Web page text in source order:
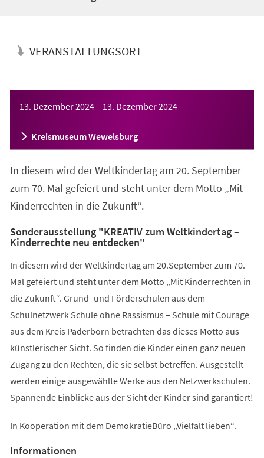
VERANSTALTUNGSORT
13. Dezember 2024– 13. Dezember 2024
Kreismuseum Wewelsburg
In diesem wird der Weltkindertag am 20. September
zum 70. Mal gefeiert und steht unter dem Motto „Mit
Kinderrechten in die Zukunft“.
Sonderausstellung "KREATIV zum Weltkindertag –
Kinderrechte neu entdecken"
In diesem wird der Weltkindertag am 20.September zum 70.
Mal gefeiert und steht unter dem Motto „Mit Kinderrechten in
die Zukunft“. Grund- und Förderschulen aus dem
Schulnetzwerk Schule ohne Rassismus – Schule mit Courage
aus dem Kreis Paderborn betrachten das dieses Motto aus
künstlerischer Sicht. So finden die Kinder einen ganz neuen
Zugang zu den Rechten, die sie selbst betreffen. Ausgestellt
werden einige ausgewählte Werke aus den Netzwerkschulen.
Spannende Einblicke aus der Sicht der Kinder sind garantiert!
In Kooperation mit dem DemokratieBüro „Vielfalt lieben“.
Informationen